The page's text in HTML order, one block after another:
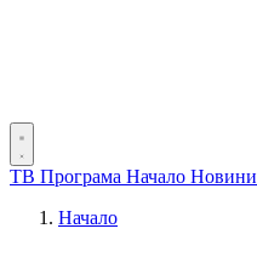
ТВ Програма Начало Новини
Начало